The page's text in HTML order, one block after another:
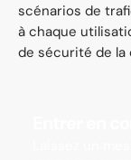
scénarios de
à chaque
de sécurité de la